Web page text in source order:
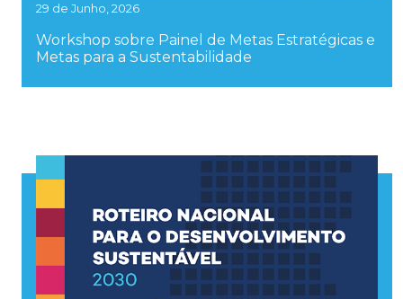
29 de Junho, 2026
Workshop sobre Painel de Metas Estratégicas e
Metas para a Sustentabilidade